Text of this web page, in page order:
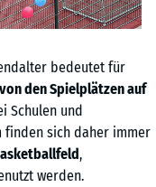
bedeutet für
von den Spielplätzen auf
Schulen und
finden sich daher immer
,
werden.